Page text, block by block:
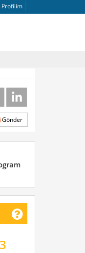
Profilim
Gönder